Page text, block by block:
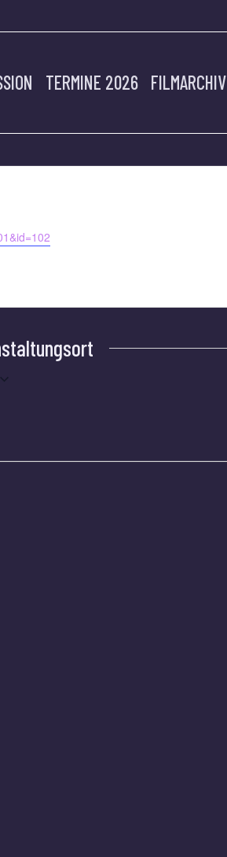
TERMINE 2026 FILMARCHIV